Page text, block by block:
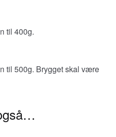
til 400g.
til 500g. Brygget skal være